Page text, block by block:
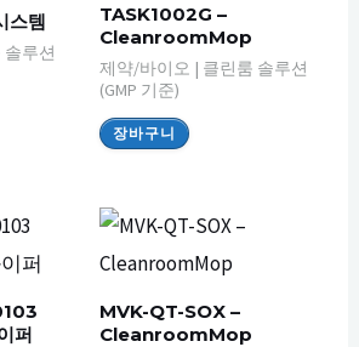
스템
루션
TASK1002G –
CleanroomMop
제약/바이오 | 클린룸 솔루션
(GMP 기준)
장바구니
퍼
MVK-QT-SOX –
CleanroomMop